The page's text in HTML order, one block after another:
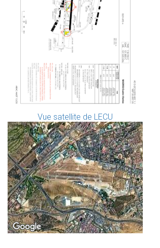
Vue satellite de LECU